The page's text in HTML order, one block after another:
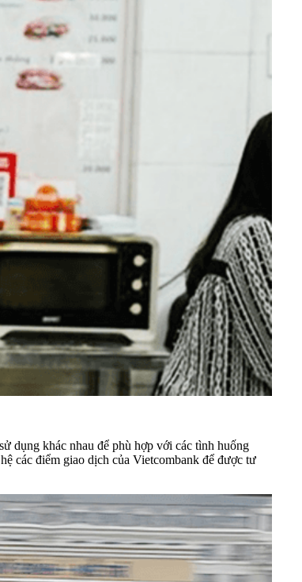
dụng khác nhau để phù hợp với các tình huống
các điểm giao dịch của Vietcombank để được tư